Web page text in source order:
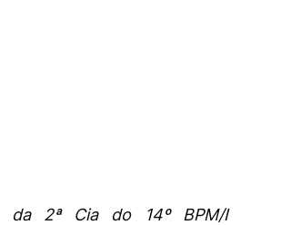
da 2ª Cia do 14º BPM/I